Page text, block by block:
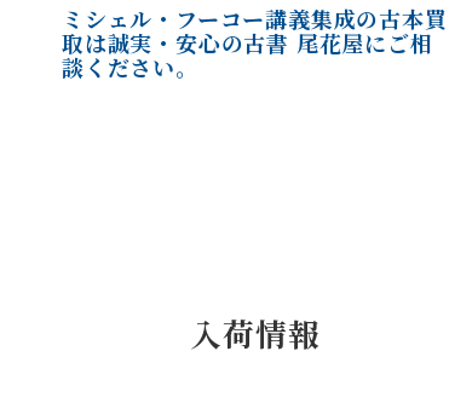
ミシェル・フーコー講義集成の古本買
取は誠実・安心の古書 尾花屋にご相
談ください。
入荷情報